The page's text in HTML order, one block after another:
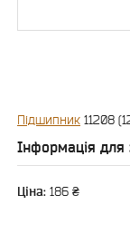
Підшипник 11208
Інформація
Ціна: 186 ₴